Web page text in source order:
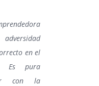
en el
Es pura
con la